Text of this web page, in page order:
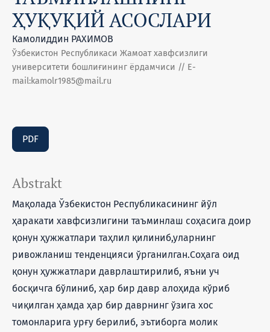
ҲУҚУҚИЙ АСОСЛАРИ
Камолиддин РАХИМОВ
Ўзбекистон Республикаси Жамоат хавфсизлиги
университети бошлиғининг ёрдамчиси // Е-
mail:kamolr1985@mail.ru
PDF
Abstrakt
Мақолада Ўзбекистон Республикасининг йўл
ҳаракати хавфсизлигини таъминлаш соҳасига доир
қонун ҳужжатлари таҳлил қилиниб,уларнинг
ривожланиш тенденцияси ўрганилган.Соҳага оид
қонун ҳужжатлари даврлаштирилиб, яъни уч
босқичга бўлиниб, ҳар бир давр алоҳида кўриб
чиқилган ҳамда ҳар бир даврнинг ўзига хос
томонларига урғу берилиб, эътиборга молик